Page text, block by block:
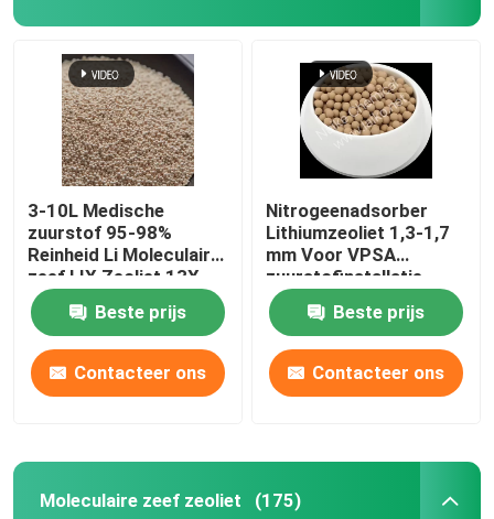
Verpakking van metalen torens
Verpakkingen voor torens van kunststof
Biobollen van keramiek
Ceramische honingraat
3-10L Medische
zuurstof 95-98%
Reinheid Li Moleculaire
zeef LIX Zeoliet 13X
Lithium zeoliet
zuurstof Voor
zuurstofconcentrator
Beste prijs
Contacteer ons
Nitrogeenadsorber
Lithiumzeoliet 1,3-1,7
mm Voor VPSA
zuurstofinstallatie
Beste prijs
Contacteer ons
Moleculaire zeef zeoliet (175)